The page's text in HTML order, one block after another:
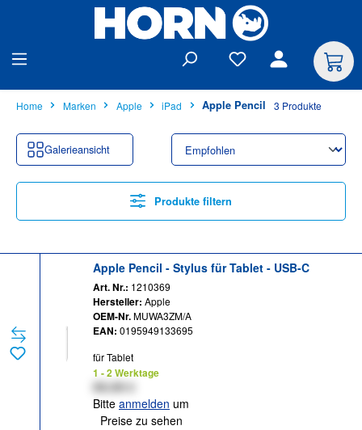
Home Marken Apple iPad Apple Pencil 3 Produkte
Galerieansicht
Produkte filtern
Apple Pencil - Stylus für Tablet - USB-C
Art. Nr.: 1210369
Hersteller: Apple
OEM-Nr.MUWA3ZM/A
EAN: 0195949133695
für Tablet
1 - 2 Werktage
XX,XX €
Bitte anmelden um
Preise zu sehen